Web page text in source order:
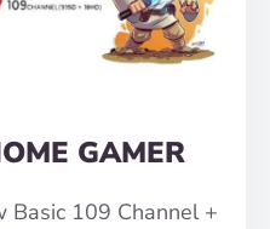
GAMER
Basic 109 Channel +